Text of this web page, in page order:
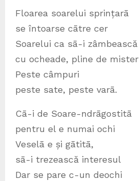
Floarea soarelui sprințarā
se întoarse cātre cer
Soarelui ca sā-i zâmbească
cu ocheade, pline de mister
Peste câmpuri
peste sate, peste varā.
Cā-i de Soare-ndrāgostitā
pentru el e numai ochi
Veselā e și gātitā,
sā-i trezească interesul
Dar se pare c-un deochi